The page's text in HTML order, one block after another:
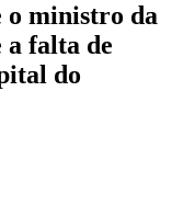
o ministro da
a falta de
do